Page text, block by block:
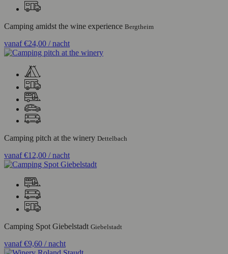
Camping amidst the wine experience Bergtheim
vanaf€24,00 / nacht
Camping pitch at the winery Dettelbach
vanaf€12,00 / nacht
Camping Spot Giebelstadt Giebelstadt
vanaf€9,60 / nacht